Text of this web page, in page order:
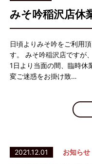
みそ吟稲沢店休
日頃よりみそ吟をご利用
す。 みそ吟稲沢店ですが
1日より当面の間、臨時休
変ご迷惑をお掛け致…
2021.12.01 お知らせ